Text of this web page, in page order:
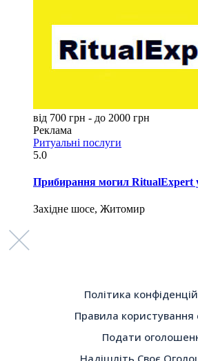
від 700 грн - до 2000 грн
Реклама
Ритуальні послуги
5.0
Прибирання могил RitualExpert
Західне шосе, Житомир
Політика
Правила користування
Подати
Надішліть Своє